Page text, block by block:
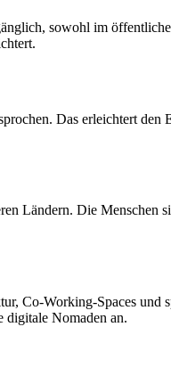
sowohl im
Das erleichtert
Ländern. Die Menschen
Co-Working-Spaces und
digitale Nomaden an.